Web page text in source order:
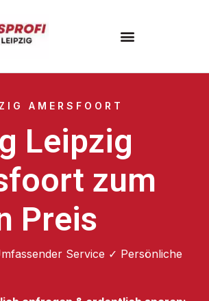
AMERSFOORT
Leipzig
zum
Preis
Service ✓ Persönliche